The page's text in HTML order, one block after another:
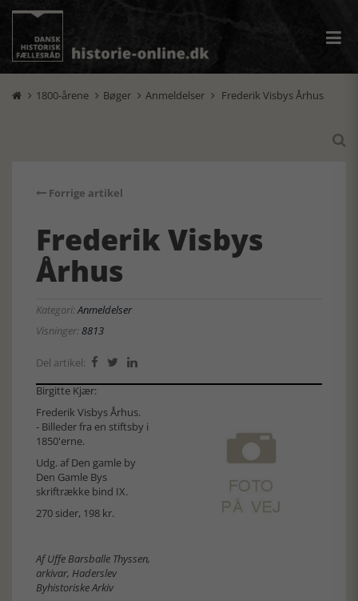
 1800-årene  Bøger  Anmeldelser  Frederik Visbys Århus

Forrige artikel
Frederik Visbys
Århus
Kategori:Anmeldelser
Visninger:8813
Del artikel:   
Birgitte Kjær:
Frederik Visbys Århus.
- Billeder fra en stiftsby i
1850'erne.
Udg. af Den gamle by
Den Gamle Bys
skriftrække bind IX.
270 sider, 198 kr.
Af Uffe Barsballe Thyssen,
arkivar, Haderslev
Byhistoriske Arkiv